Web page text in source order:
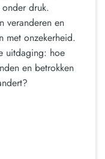
druk.
veranderen en
met onzekerheid.
uitdaging: hoe
en betrokken